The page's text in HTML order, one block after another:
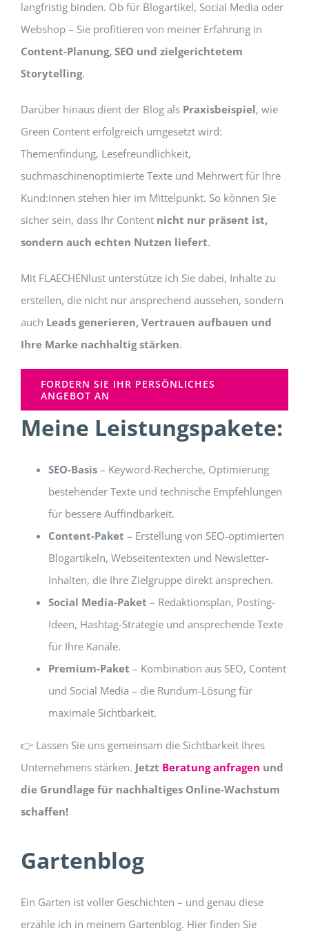
langfristig binden. Ob für Blogartikel, Social Media oder
Webshop – Sie profitieren von meiner Erfahrung in
Content-Planung, SEO und zielgerichtetem
Storytelling.
Darüber hinaus dient der Blog als Praxisbeispiel, wie
Green Content erfolgreich umgesetzt wird:
Themenfindung, Lesefreundlichkeit,
suchmaschinenoptimierte Texte und Mehrwert für Ihre
Kund:innen stehen hier im Mittelpunkt. So können Sie
sicher sein, dass Ihr Content nicht nur präsent ist,
sondern auch echten Nutzen liefert.
Mit FLAECHENlust unterstütze ich Sie dabei, Inhalte zu
erstellen, die nicht nur ansprechend aussehen, sondern
auch Leads generieren, Vertrauen aufbauen und
Ihre Marke nachhaltig stärken.
FORDERN SIE IHR PERSÖNLICHES
ANGEBOT AN
Meine Leistungspakete:
SEO-Basis– Keyword-Recherche, Optimierung
bestehender Texte und technische Empfehlungen
für bessere Auffindbarkeit.
Content-Paket – Erstellung von SEO-optimierten
Blogartikeln, Webseitentexten und Newsletter-
Inhalten, die Ihre Zielgruppe direkt ansprechen.
Social Media-Paket – Redaktionsplan, Posting-
Ideen, Hashtag-Strategie und ansprechende Texte
für Ihre Kanäle.
Premium-Paket – Kombination aus SEO, Content
und Social Media – die Rundum-Lösung für
maximale Sichtbarkeit.
👉 Lassen Sie uns gemeinsam die Sichtbarkeit Ihres
Unternehmens stärken. Jetzt Beratung anfragen und
die Grundlage für nachhaltiges Online-Wachstum
schaffen!
Gartenblog
Ein Garten ist voller Geschichten – und genau diese
erzähle ich in meinem Gartenblog. Hier finden Sie